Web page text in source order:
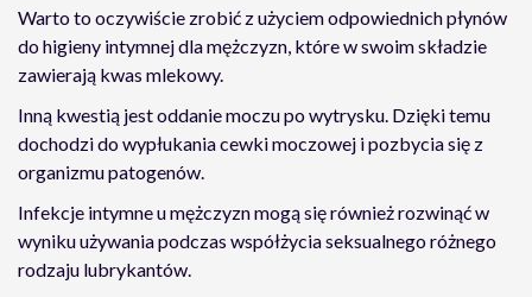
Warto to oczywiście zrobić z użyciem odpowiednich płynów
do higieny intymnej dla mężczyzn, które w swoim składzie
zawierają kwas mlekowy.
Inną kwestią jest oddanie moczu po wytrysku. Dzięki temu
dochodzi do wypłukania cewki moczowej i pozbycia się z
organizmu patogenów.
Infekcje intymne u mężczyzn mogą się również rozwinąć w
wyniku używania podczas współżycia seksualnego różnego
rodzaju lubrykantów.